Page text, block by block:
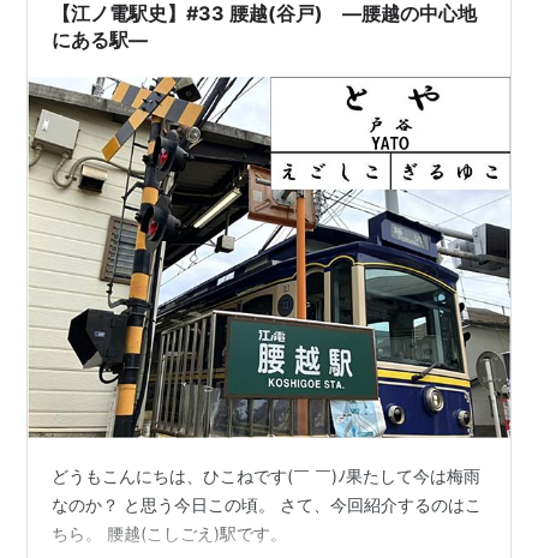
【江ノ電駅史】#33 腰越(谷戸) —腰越の中心地
にある駅—
どうもこんにちは、ひこねです(￣ ￣)ﾉ果たして今は梅雨
なのか？ と思う今日この頃。 さて、今回紹介するのはこ
ちら。 腰越(こしごえ)駅です。